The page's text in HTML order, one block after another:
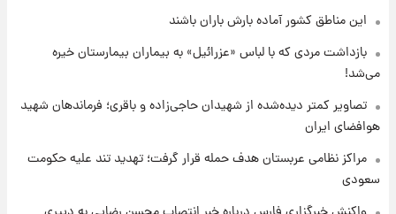
قیمت طلا و سکه امروز پنجشنبه ۱۵ مرداد ۱۴۰۵
شارژ جدید کالابرگ برای سه دهک؛ جزئیات اعلام
این مناطق کشور آماده بارش باران باشند
بازداشت مردی که با لباس «عزرائیل» به بیماران بیمارستان خیره
می‌شد!
تصاویر کمتر دیده‌شده از شهیدان حاجی‌زاده و باقری؛ فرماندهان شهید
هوافضای ایران
مراکز نظامی عربستان هدف حمله قرار گرفت؛ تهدید تند علیه حکومت
سعودی